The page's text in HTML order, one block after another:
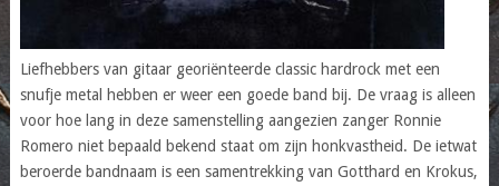
Liefhebbers van gitaar georiënteerde classic hardrock met een
snufje metal hebben er weer een goede band bij. De vraag is alleen
voor hoe lang in deze samenstelling aangezien zanger Ronnie
Romero niet bepaald bekend staat om zijn honkvastheid. De ietwat
beroerde bandnaam is een samentrekking van Gotthard en Krokus,